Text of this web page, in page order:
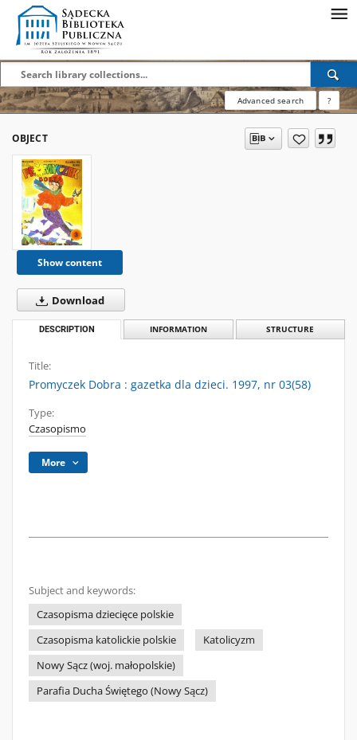
Advanced search ?
OBJECT
Show content
Download
DESCRIPTION INFORMATION STRUCTURE
Title:
Promyczek Dobra : gazetka dla dzieci. 1997, nr 03(58)
Type:
Czasopismo
More
Subject and keywords:
Czasopisma dziecięce polskie
Czasopisma katolickie polskie
Katolicyzm
Nowy Sącz (woj. małopolskie)
Parafia Ducha Świętego (Nowy Sącz)